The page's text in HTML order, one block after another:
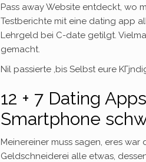
Pass away Website entdeckt, wo
Testberichte mit eine dating app
Lehrgeld bei C-date getilgt.
gemacht.
Nil passierte ,bis Selbst eure
12 + 7 Dating
Smartphone
Meinereiner muss sagen, eres
Geldschneiderei alle etwas,